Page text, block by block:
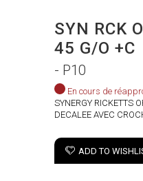
SYN RCK
45 G/O +C
- P10
En cours de
SYNERGY RICKETTS
DECALEE AVEC
ADD TO